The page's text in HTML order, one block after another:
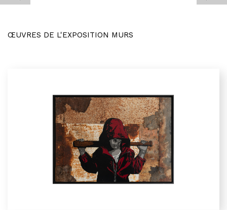
ŒUVRES DE L'EXPOSITION MURS